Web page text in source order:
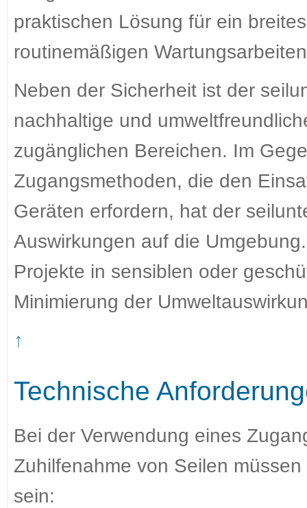
praktischen Lösung für ein
routinemäßigen
Neben der Sicherheit ist der
nachhaltige und
zugänglichen Bereichen. Im
Zugangsmethoden, die den
Geräten erfordern, hat der
Auswirkungen auf die
Projekte in sensiblen oder
Minimierung der
↑
Technische
Bei der Verwendung eines
Zuhilfenahme von Seilen
sein: